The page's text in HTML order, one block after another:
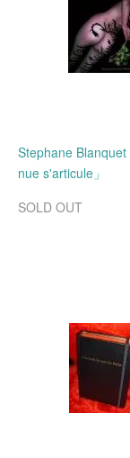
Stephane
nue s'articule」
SOLD OUT